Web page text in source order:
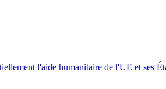
l'aide humanitaire de l'UE et ses